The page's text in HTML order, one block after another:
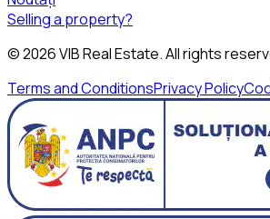
Selling a property?
©2026VIB Real Estate. All rights
Terms and ConditionsPrivacy Policy